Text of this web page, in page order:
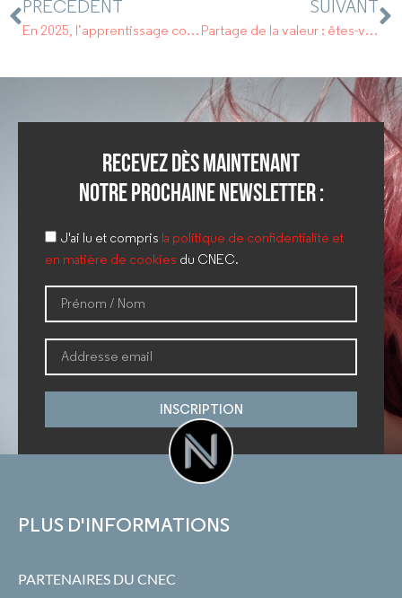
PRÉCÉDENT
En 2025, l’apprentissage continuera à être soutenu.
SUIVANT
Partage de la valeur : êtes-vous concerné par la nouvelle obligation de mise en place ?
Recevez dès maintenant
notre prochaine newsletter :
J'ai lu et compris la politique de confidentialité et
en matière de cookies du CNEC.
INSCRIPTION
PLUS D'INFORMATIONS
PARTENAIRES DU CNEC